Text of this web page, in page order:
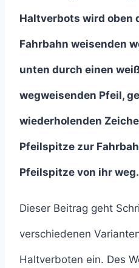
Haltverbots wird oben
Fahrbahn weisenden
unten durch einen
wegweisenden Pfeil,
wiederholenden
Pfeilspitze zur
Pfeilspitze von ihr weg.
Dieser Beitrag geht
verschiedenen
Haltverboten ein. Des